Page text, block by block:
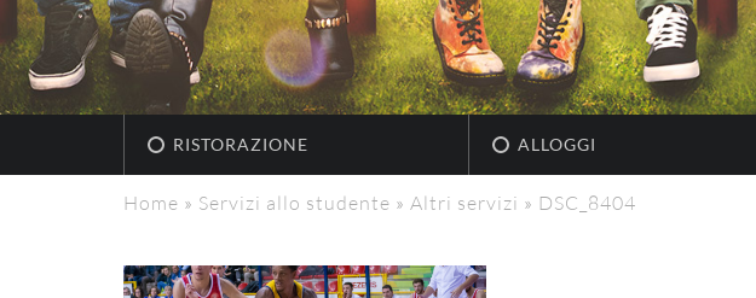
RISTORAZIONE ALLOGGI
Home » Servizi allo studente » Altri servizi » DSC_8404